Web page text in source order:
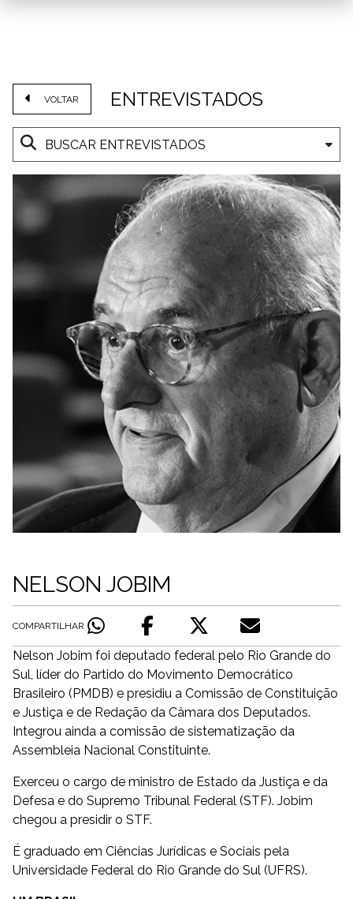
VOLTAR ENTREVISTADOS
NELSON JOBIM
COMPARTILHAR
Nelson Jobim foi deputado federal pelo Rio Grande do
Sul, líder do Partido do Movimento Democrático
Brasileiro (PMDB) e presidiu a Comissão de Constituição
e Justiça e de Redação da Câmara dos Deputados.
Integrou ainda a comissão de sistematização da
Assembleia Nacional Constituinte.
Exerceu o cargo de ministro de Estado da Justiça e da
Defesa e do Supremo Tribunal Federal (STF). Jobim
chegou a presidir o STF.
É graduado em Ciências Jurídicas e Sociais pela
Universidade Federal do Rio Grande do Sul (UFRS).